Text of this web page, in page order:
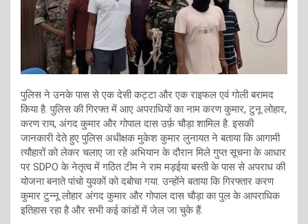
पुलिस ने उनके पास से एक देसी कट्टा और एक राइफल एवं गोली बरामद
किया है. पुलिस की गिरफ्त में आए अपराधियों का नाम करण कुमार, टुनू लोहार,
करण राय, अंगद कुमार और गोपाल दास उर्फ़ चौड़ा शामिल है. इसकी
जानकारी देते हुए पुलिस अधीक्षक मुकेश कुमार लुनायत ने बताया कि आगामी
त्यौहारों को लेकर चलाए जा रहे अभियान के दौरान मिले गुप्त सूचना के आधार
पर SDPO के नेतृत्व में गठित टीम ने राम मड़ईया बस्ती के पास से अपराध की
योजना बनाते पांचो युवकों को दबोचा गया. उन्होंने बताया कि गिरफ्तार करण
कुमार टुन्नू लोहार अंगद कुमार और गोपाल दास चौड़ा का पुल के आपराधिक
इतिहास रहा है और सभी कई कांडों में जेल जा चुके हैं.